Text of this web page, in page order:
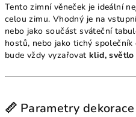
Tento zimní věneček je ideální
celou zimu. Vhodný je na
nebo jako součást sváteční
hostů, nebo jako tichý
bude vždy vyzařovat klid,
📏 Parametry dekorace